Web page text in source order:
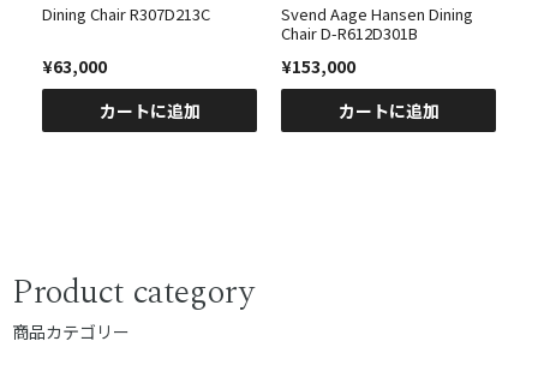
Dining Chair R307D213C
¥63,000
カートに追加
Svend Aage Hansen Dining
Chair D-R612D301B
¥153,000
カートに追加
Product category
商品カテゴリー